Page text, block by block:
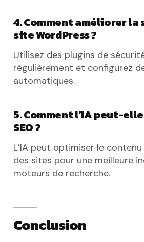
4. Comment améliorer la
site WordPress ?
Utilisez des plugins de
régulièrement et configurez
automatiques.
5. Comment l’IA peut-
SEO ?
L’IA peut optimiser le
des sites pour une meilleure
moteurs de recherche.
Conclusion